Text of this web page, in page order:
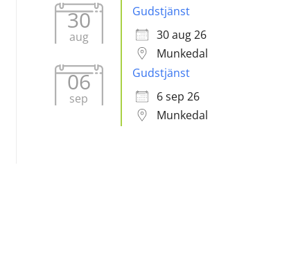
30
aug
Gudstjänst
30 aug 26
Munkedal
06
sep
Gudstjänst
6 sep 26
Munkedal